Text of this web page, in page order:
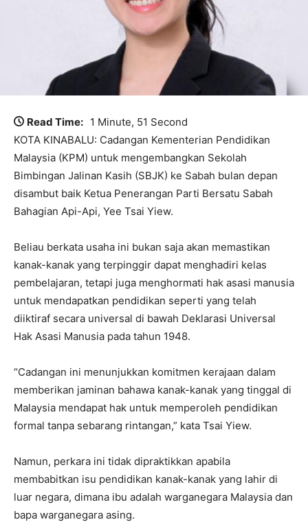
Read Time: 1 Minute, 51 Second
KOTA KINABALU: Cadangan Kementerian Pendidikan
Malaysia (KPM) untuk mengembangkan Sekolah
Bimbingan Jalinan Kasih (SBJK) ke Sabah bulan depan
disambut baik Ketua Penerangan Parti Bersatu Sabah
Bahagian Api-Api, Yee Tsai Yiew.
Beliau berkata usaha ini bukan saja akan memastikan
kanak-kanak yang terpinggir dapat menghadiri kelas
pembelajaran, tetapi juga menghormati hak asasi manusia
untuk mendapatkan pendidikan seperti yang telah
diiktiraf secara universal di bawah Deklarasi Universal
Hak Asasi Manusia pada tahun 1948.
“Cadangan ini menunjukkan komitmen kerajaan dalam
memberikan jaminan bahawa kanak-kanak yang tinggal di
Malaysia mendapat hak untuk memperoleh pendidikan
formal tanpa sebarang rintangan,” kata Tsai Yiew.
Namun, perkara ini tidak dipraktikkan apabila
membabitkan isu pendidikan kanak-kanak yang lahir di
luar negara, dimana ibu adalah warganegara Malaysia dan
bapa warganegara asing.